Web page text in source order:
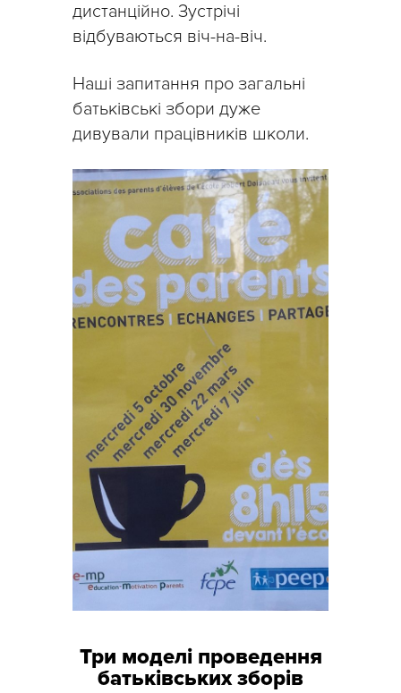
дистанційно. Зустрічі
відбуваються віч-на-віч.
Наші запитання про загальні
батьківські збори дуже
дивували працівників школи.
Три моделі проведення
батьківських зборів